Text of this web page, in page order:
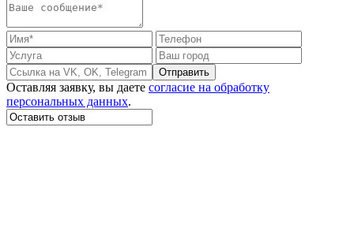
Отправить
Оставляя заявку, вы даете согласие на обработку
персональных данных.